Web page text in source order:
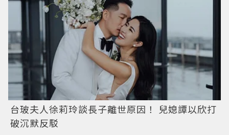
台玻夫人徐莉玲談長子離世原因！ 兒媳譚以欣打
破沉默反駁